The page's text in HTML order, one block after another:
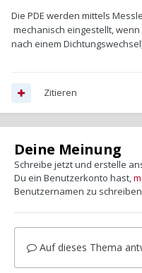
Die PDE werden mittels
mechanisch eingestellt,
nach einem
Zitieren
Deine Meinung
Schreibe jetzt und erstelle
Du ein Benutzerkonto hast,
Benutzernamen zu
Auf dieses Thema